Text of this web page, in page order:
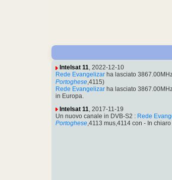
Intelsat 11, 2022-12-10
Rede Evangelizar ha lasciato
Portoghese ,4115)
Rede Evangelizar ha lasciato
in Europa.
Intelsat 11 , 2017-11-19
Un nuovo canale in DVB-S2 : Rede
Portoghese ,4113 mus,4114 con - In chiaro